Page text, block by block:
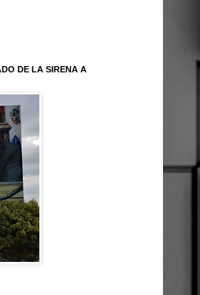
DE LA SIRENA A